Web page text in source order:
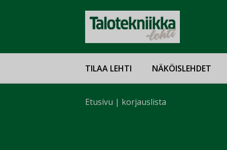
TILAA LEHTI NÄKÖISLEHDET
Etusivu | korjauslista